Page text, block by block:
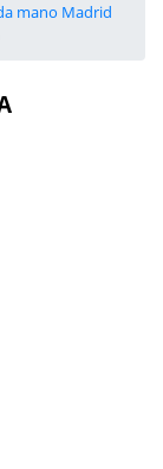
mano Madrid